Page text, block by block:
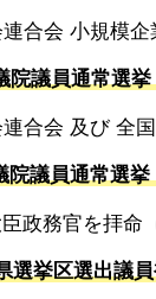
合会 小規模
院議員通常選
合会 及び 全
院議員通常選
政務官を拝命
選挙区選出議